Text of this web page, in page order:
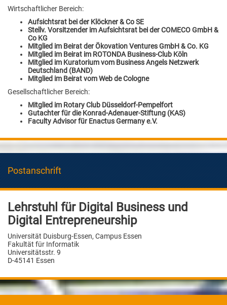
Wirtschaftlicher Bereich:
Aufsichtsrat bei der Klöckner & Co SE
Stellv. Vorsitzender im Aufsichtsrat bei der COMECO GmbH &
Co KG
Mitglied im Beirat der Ökovation Ventures GmbH & Co. KG
Mitglied im Beirat im ROTONDA Business-Club Köln
Mitglied im Kuratorium vom Business Angels Netzwerk
Deutschland (BAND)
Mitglied im Beirat vom Web de Cologne
Gesellschaftlicher Bereich:
Mitglied im Rotary Club Düsseldorf-Pempelfort
Gutachter für die Konrad-Adenauer-Stiftung (KAS)
Faculty Advisor für Enactus Germany e.V.
Postanschrift
Lehrstuhl für Digital Business und
Digital Entrepreneurship
Universität Duisburg-Essen, Campus Essen
Fakultät für Informatik
Universitätsstr. 9
D-45141 Essen